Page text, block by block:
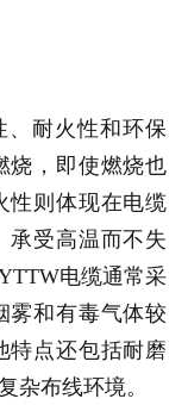
、耐火性和环保
烧，即使燃烧也
性则体现在电缆
承受高温而不失
电缆通常采
雾和有毒气体较
特点还包括耐磨
杂布线环境。